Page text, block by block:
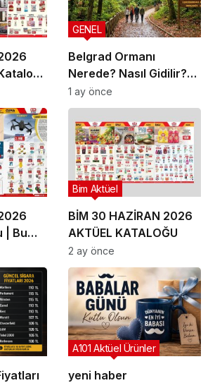
Belgrad Ormanı
Nerede? Nasıl Gidilir?
Güncel Gezi Rehberi
GENEL
1 ay önce
| Bu
BİM 30 HAZİRAN 2026
AKTÜEL KATALOĞU
Bim Aktüel
2 ay önce
yeni haber
A101 Aktüel Ürünler